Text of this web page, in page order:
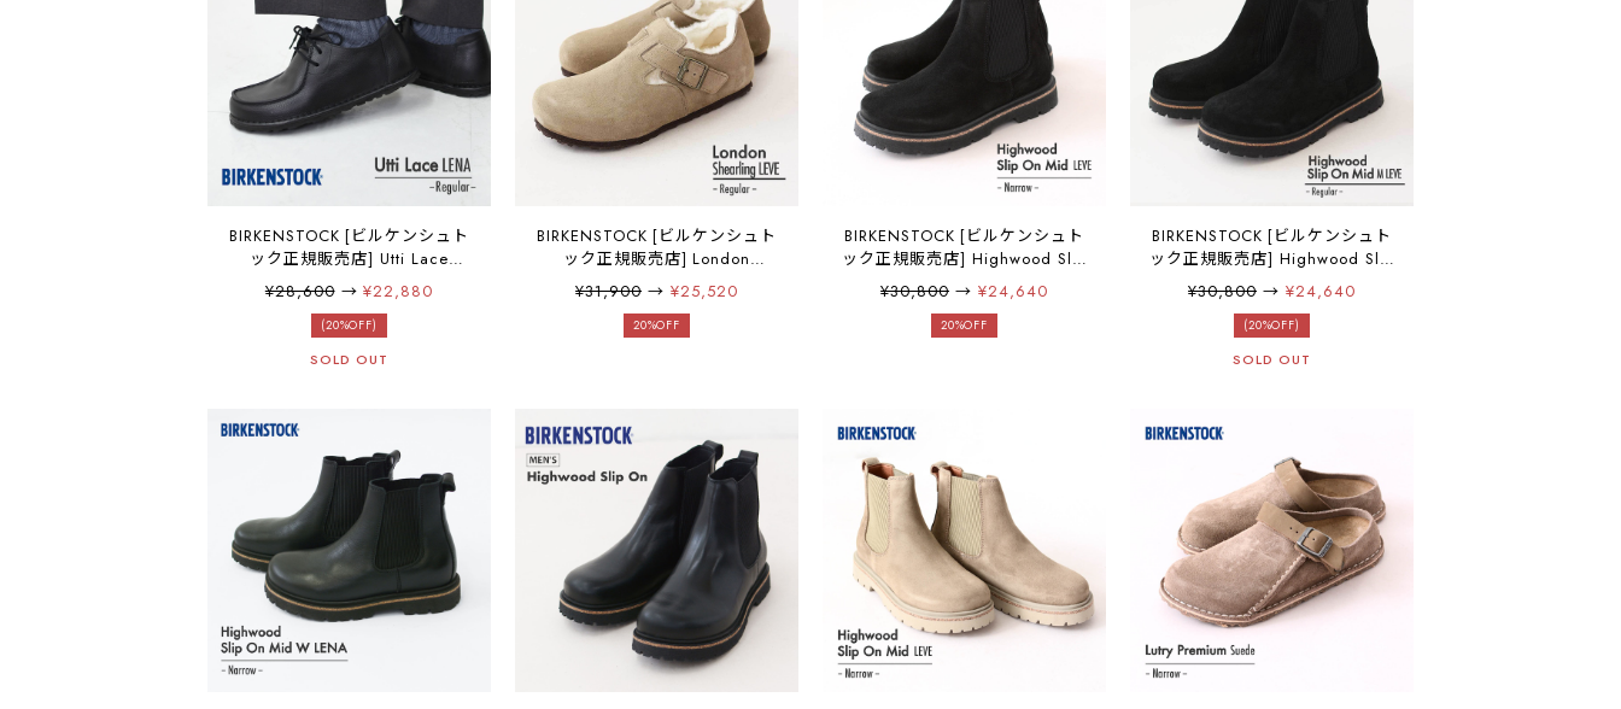
BIRKENSTOCK [ビルケンシュト
ック正規販売店] Utti Lace
LENA -Regular- [1029579] ウッ
ティ レース・スムースレザー・
横幅レギュラー・本革・レザー
シューズ・MEN'S / LADY'S
¥28,600→¥22,880
(20%OFF)
SOLD OUT
BIRKENSTOCK [ビルケンシュト
ック正規販売店] London
Shearling LEVE -Regular- 幅広
[1028235] ロンドンシアリン
グ・横幅レギュラー・シームレ
¥31,900 → ¥25,520
20%OFF
BIRKENSTOCK [ビルケンシュト
ック正規販売店] Highwood Slip
On Mid W LEVE -Narrow- 幅狭
[1028211] ハイウッドスリップ
オン・横幅ナロー・ブーツ・ア
¥30,800 → ¥24,640
20%OFF
BIRKENSTOCK [ビルケンシュト
ック正規販売店] Highwood Slip
On Mid M LEVE -Regular- 幅広
[1028138] ハイウッドスリップ
オン・横幅レギュラー・ブー
ツ・アンクルブーツ・カジュア
¥30,800 → ¥24,640
(20%OFF)
SOLD OUT